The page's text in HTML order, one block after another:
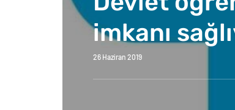
imkanı
26 Haziran 2019